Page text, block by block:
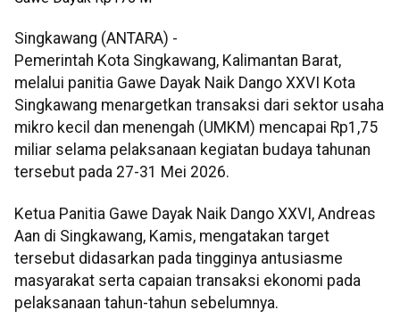
Singkawang (ANTARA) -
Pemerintah Kota Singkawang, Kalimantan Barat,
melalui panitia Gawe Dayak Naik Dango XXVI Kota
Singkawang menargetkan transaksi dari sektor usaha
mikro kecil dan menengah (UMKM) mencapai Rp1,75
miliar selama pelaksanaan kegiatan budaya tahunan
tersebut pada 27-31 Mei 2026.
Ketua Panitia Gawe Dayak Naik Dango XXVI, Andreas
Aan di Singkawang, Kamis, mengatakan target
tersebut didasarkan pada tingginya antusiasme
masyarakat serta capaian transaksi ekonomi pada
pelaksanaan tahun-tahun sebelumnya.